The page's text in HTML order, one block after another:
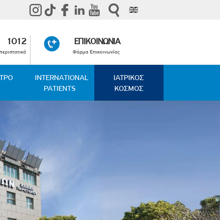
1012 ΕΠΙΚΟΙΝΩΝΙΑ
Φόρμα Επικοινωνίας
INTERNATIONAL
PATIENTS
ΙΑΤΡΙΚΟΣ
ΚΟΣΜΟΣ